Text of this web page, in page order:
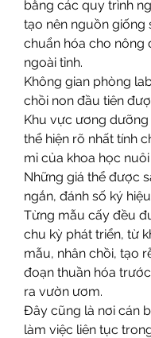
bằng các quy trình
tạo nên nguồn giống
chuẩn hóa cho nông
ngoài tỉnh.
Không gian phòng
chồi non đầu tiên
Khu vực ương dưỡng
thể hiện rõ nhất tính
mỉ của khoa học
Những giá thể được
ngắn, đánh số ký
Từng mẫu cấy đều
chu kỳ phát triển, từ
mẫu, nhân chồi, tạo
đoạn thuần hóa
ra vườn ươm.
Đây cũng là nơi cán
làm việc liên tục